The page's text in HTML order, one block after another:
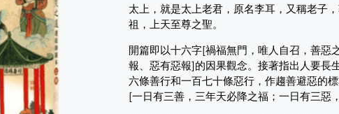
太上，就是太上老君，原名李耳，又稱老子
祖，上天至尊之聖。
開篇即以十六字[禍福無門，唯人自召，善惡
報、惡有惡報]的因果觀念。接著指出人要長
六條善行和一百七十條惡行，作趨善避惡的
[一日有三善，三年天必降之福；一日有三惡